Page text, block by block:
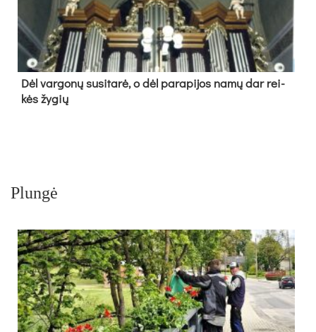
Dėl var­go­nų su­si­ta­rė, o dėl pa­ra­pi­jos na­mų dar rei­
kės žy­gių
Plungė